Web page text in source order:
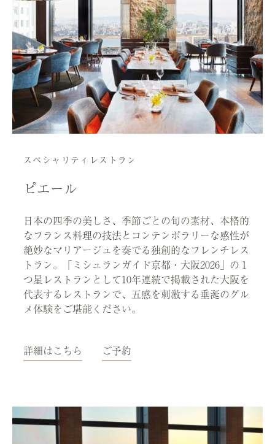
スペシャリティレストラン
ピエール
日本の四季の美しさ、季節ごとの旬の素材、本格的
なフランス料理の技法とコンテンポラリーな感性が
絶妙なマリアージュを奏でる独創的なフレンチレス
トラン。「ミシュランガイド京都・大阪2026」の１
つ星レストランとして10年連続で掲載された大阪を
代表するレストランで、五感を刺激する垂涎のグル
メ体験をご堪能ください。
詳細はこちら ご予約